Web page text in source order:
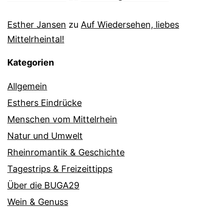
Esther Jansen zu Auf Wiedersehen, liebes
Mittelrheintal!
Kategorien
Allgemein
Esthers Eindrücke
Menschen vom Mittelrhein
Natur und Umwelt
Rheinromantik & Geschichte
Tagestrips & Freizeittipps
Über die BUGA29
Wein & Genuss